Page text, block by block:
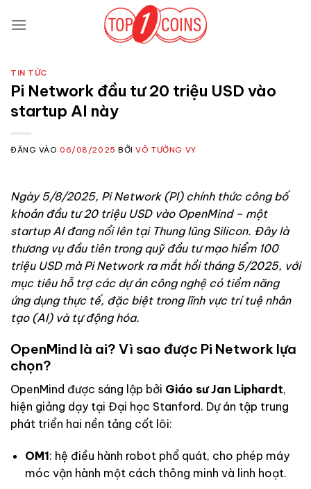
qua
TIN TỨC
Pi Network đầu tư 20 triệu USD vào
startup AI này
ĐĂNG VÀO 06/08/2025 BỞIVÕ TƯỜNG VY
Ngày 5/8/2025, Pi Network (PI) chính thức công bố
khoản đầu tư 20 triệu USD vào OpenMind – một
startup AI đang nổi lên tại Thung lũng Silicon. Đây là
thương vụ đầu tiên trong quỹ đầu tư mạo hiểm 100
triệu USD mà Pi Network ra mắt hồi tháng 5/2025, với
mục tiêu hỗ trợ các dự án công nghệ có tiềm năng
ứng dụng thực tế, đặc biệt trong lĩnh vực trí tuệ nhân
tạo (AI) và tự động hóa.
OpenMind là ai? Vì sao được Pi Network lựa
chọn?
OpenMind được sáng lập bởi Giáo sư Jan Liphardt,
hiện giảng dạy tại Đại học Stanford. Dự án tập trung
phát triển hai nền tảng cốt lõi:
OM1: hệ điều hành robot phổ quát, cho phép máy
móc vận hành một cách thông minh và linh hoạt.